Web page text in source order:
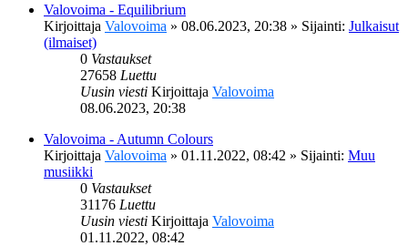
Valovoima - Equilibrium
Kirjoittaja Valovoima » 08.06.2023, 20:38 » Sijainti: Julkaisut
(ilmaiset)
0 Vastaukset
27658 Luettu
Uusin viesti Kirjoittaja Valovoima
08.06.2023, 20:38
Valovoima - Autumn Colours
Kirjoittaja Valovoima » 01.11.2022, 08:42 » Sijainti: Muu
musiikki
0 Vastaukset
31176 Luettu
Uusin viesti Kirjoittaja Valovoima
01.11.2022, 08:42